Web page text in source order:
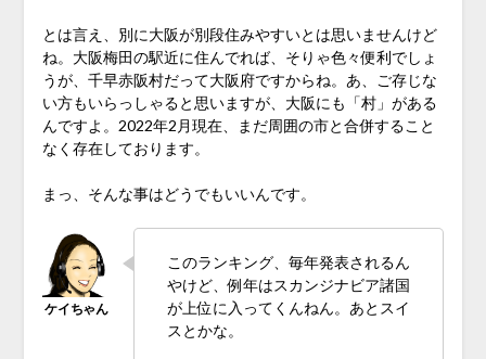
とは言え、別に大阪が別段住みやすいとは思いませんけど
ね。大阪梅田の駅近に住んでれば、そりゃ色々便利でしょ
うが、千早赤阪村だって大阪府ですからね。あ、ご存じな
い方もいらっしゃると思いますが、大阪にも「村」がある
んですよ。2022年2月現在、まだ周囲の市と合併すること
なく存在しております。
まっ、そんな事はどうでもいいんです。
このランキング、毎年発表されるん
やけど、例年はスカンジナビア諸国
が上位に入ってくんねん。あとスイ
スとかな。